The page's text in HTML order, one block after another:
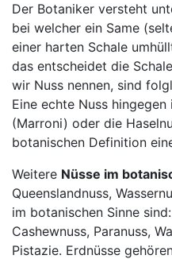
Der Botaniker versteht
bei welcher ein Same
einer harten Schale
das entscheidet die
wir Nuss nennen, sind
Eine echte Nuss
(Marroni) oder die
botanischen Definition
Weitere Nüsse im
Queenslandnuss,
im botanischen Sinne
Cashewnuss, Paranuss,
Pistazie. Erdnüsse